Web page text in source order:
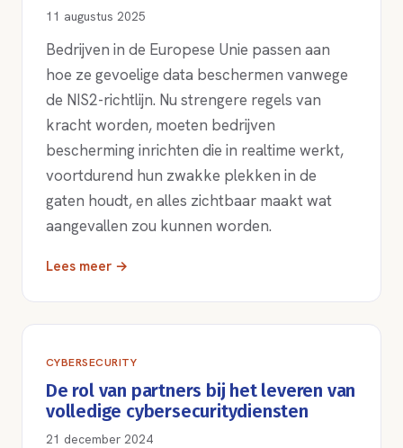
11 augustus 2025
Bedrijven in de Europese Unie passen aan
hoe ze gevoelige data beschermen vanwege
de NIS2-richtlijn. Nu strengere regels van
kracht worden, moeten bedrijven
bescherming inrichten die in realtime werkt,
voortdurend hun zwakke plekken in de
gaten houdt, en alles zichtbaar maakt wat
aangevallen zou kunnen worden.
Lees meer →
CYBERSECURITY
De rol van partners bij het leveren van
volledige cybersecuritydiensten
21 december 2024